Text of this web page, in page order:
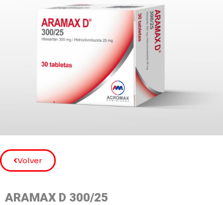
Volver
ARAMAX D 300/25